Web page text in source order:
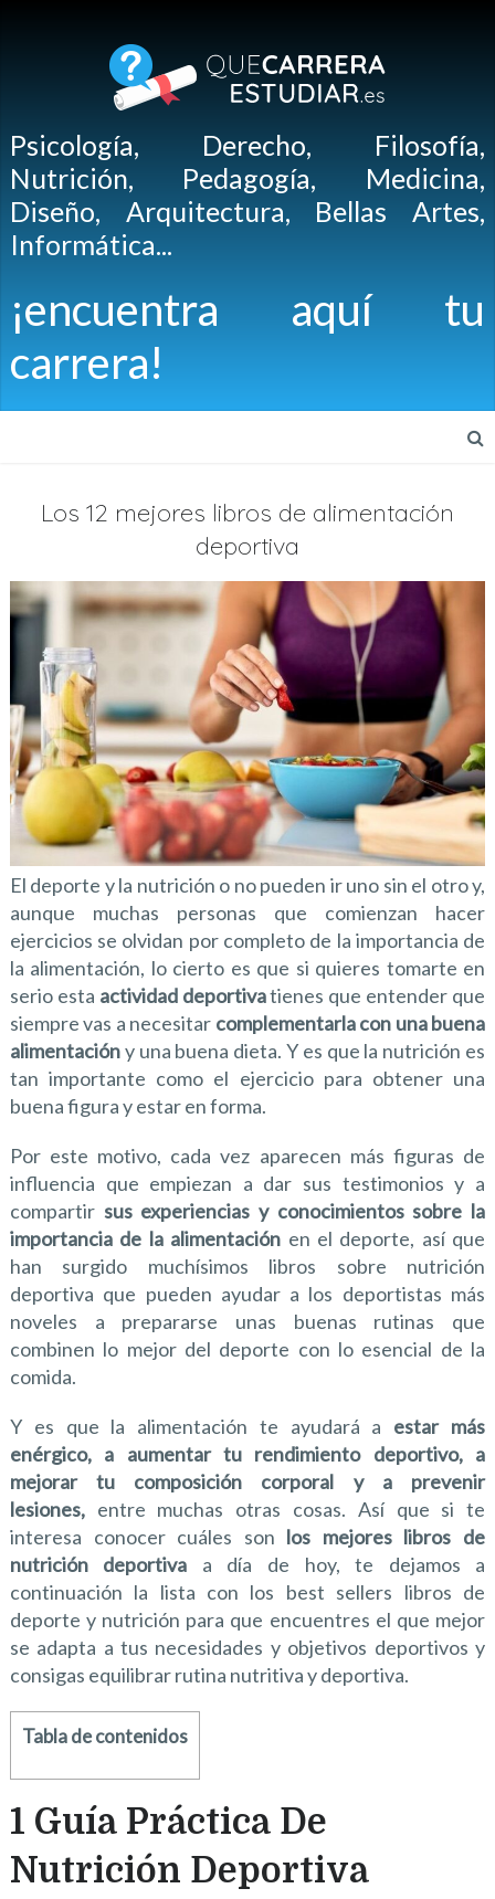
Psicología, Derecho, Filosofía,
Nutrición, Pedagogía, Medicina,
Diseño, Arquitectura, Bellas Artes,
Informática...
¡encuentra aquí tu
carrera!
Los 12 mejores libros de alimentación
deportiva
El deporte y la nutrición o no pueden ir uno sin el otro y,
aunque muchas personas que comienzan hacer
ejercicios se olvidan por completo de la importancia de
la alimentación, lo cierto es que si quieres tomarte en
serio esta actividad deportivatienes que entender que
siempre vas a necesitar complementarla con una buena
alimentacióny una buena dieta. Y es que la nutrición es
tan importante como el ejercicio para obtener una
buena figura y estar en forma.
Por este motivo, cada vez aparecen más figuras de
influencia que empiezan a dar sus testimonios y a
compartir sus experiencias y conocimientos sobre la
importancia de la alimentación en el deporte, así que
han surgido muchísimos libros sobre nutrición
deportiva que pueden ayudar a los deportistas más
noveles a prepararse unas buenas rutinas que
combinen lo mejor del deporte con lo esencial de la
comida.
Y es que la alimentación te ayudará a estar más
enérgico, a aumentar tu rendimiento deportivo, a
mejorar tu composición corporal y a prevenir
lesiones,entre muchas otras cosas. Así que si te
interesa conocer cuáles son los mejores libros de
nutrición deportiva a día de hoy, te dejamos a
continuación la lista con los best sellers libros de
deporte y nutrición para que encuentres el que mejor
se adapta a tus necesidades y objetivos deportivos y
consigas equilibrar rutina nutritiva y deportiva.
Tabla de contenidos
1 Guía Práctica De
Nutrición Deportiva